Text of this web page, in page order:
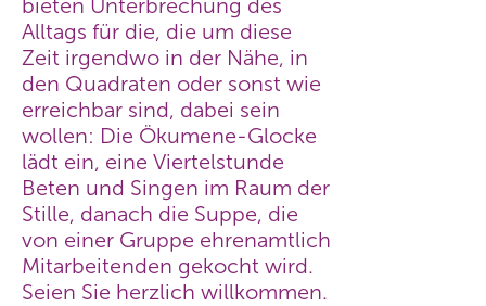
bieten Unterbrechung des
Alltags für die, die um diese
Zeit irgendwo in der Nähe, in
den Quadraten oder sonst wie
erreichbar sind, dabei sein
wollen: Die Ökumene-Glocke
lädt ein, eine Viertelstunde
Beten und Singen im Raum der
Stille, danach die Suppe, die
von einer Gruppe ehrenamtlich
Mitarbeitenden gekocht wird.
Seien Sie herzlich willkommen.